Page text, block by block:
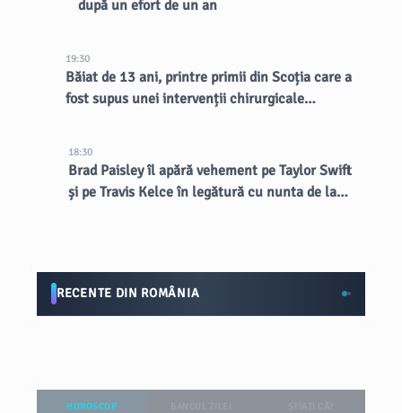
după un efort de un an
19:30
Băiat de 13 ani, printre primii din Scoția care a
fost supus unei intervenții chirurgicale
18:30
Brad Paisley îl apără vehement pe Taylor Swift
și pe Travis Kelce în legătură cu nunta de la
RECENTE DIN ROMÂNIA
HOROSCOP